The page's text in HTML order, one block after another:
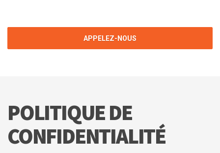
APPELEZ-NOUS
POLITIQUE DE
CONFIDENTIALITÉ